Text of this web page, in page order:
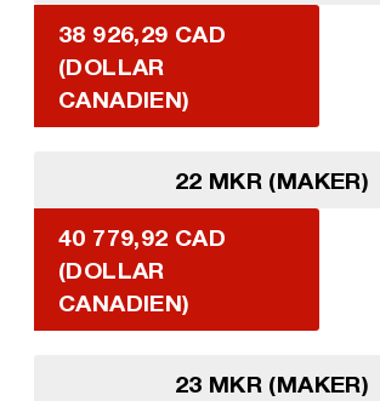
38 926,29 CAD
(DOLLAR
CANADIEN)
22 MKR (MAKER)
40 779,92 CAD
(DOLLAR
CANADIEN)
23 MKR (MAKER)